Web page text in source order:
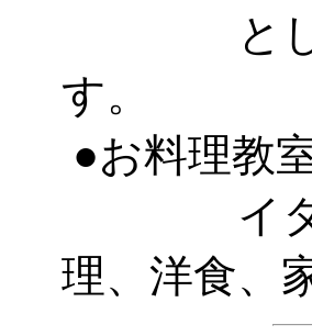
として
す。
●お料理教
イタリ
理、洋食、